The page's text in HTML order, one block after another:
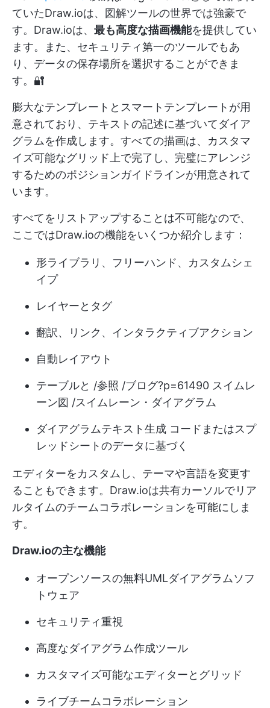
ていたDraw.ioは、図解ツールの世界では強豪で
す。Draw.ioは、 最も高度な描画機能を提供してい
ます。また、セキュリティ第一のツールでもあ
り、データの保存場所を選択することができま
す。🔐
膨大なテンプレートとスマートテンプレートが用
意されており、テキストの記述に基づいてダイア
グラムを作成します。すべての描画は、カスタマ
イズ可能なグリッド上で完了し、完璧にアレンジ
するためのポジションガイドラインが用意されて
います。
すべてをリストアップすることは不可能なので、
ここではDraw.ioの機能をいくつか紹介します：
形ライブラリ、フリーハンド、カスタムシェ
イプ
レイヤーとタグ
翻訳、リンク、インタラクティブアクション
自動レイアウト
テーブルと /参照 /ブログ?p=61490 スイムレ
ーン図 /スイムレーン・ダイアグラム
ダイアグラムテキスト生成 コードまたはスプ
レッドシートのデータに基づく
エディターをカスタムし、テーマや言語を変更す
ることもできます。Draw.ioは共有カーソルでリア
ルタイムのチームコラボレーションを可能にしま
す。
Draw.ioの主な機能
オープンソースの無料UMLダイアグラムソフ
トウェア
セキュリティ重視
高度なダイアグラム作成ツール
カスタマイズ可能なエディターとグリッド
ライブチームコラボレーション